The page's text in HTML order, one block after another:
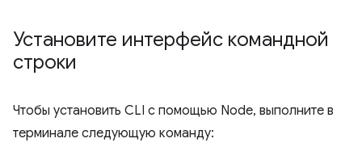
Установите интерфейс командной
строки
Чтобы установить CLI с помощью Node, выполните в
терминале следующую команду: